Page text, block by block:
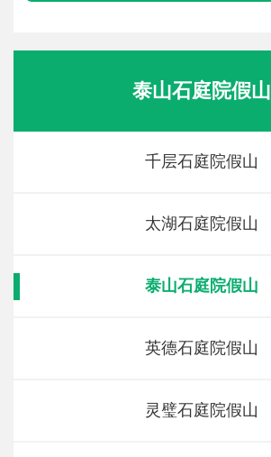
泰山石庭院假山
千层石庭院假山
太湖石庭院假山
泰山石庭院假山
英德石庭院假山
灵璧石庭院假山